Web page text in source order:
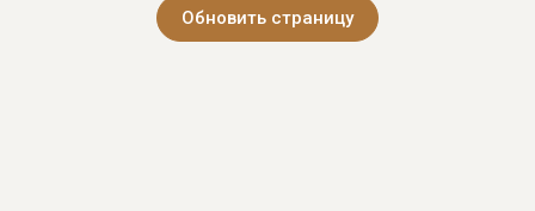
Обновить страницу